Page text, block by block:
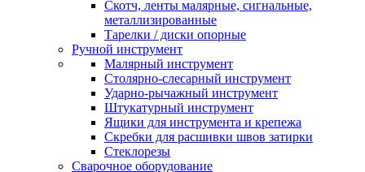
Скотч, ленты малярные, сигнальные,
металлизированные
Тарелки / диски опорные
Ручной инструмент
Малярный инструмент
Столярно-слесарный инструмент
Ударно-рычажный инструмент
Штукатурный инструмент
Ящики для инструмента и крепежа
Скребки для расшивки швов затирки
Стеклорезы
Сварочное оборудование